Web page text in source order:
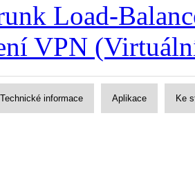
Load-
VPN
Technické informace Aplikace Ke